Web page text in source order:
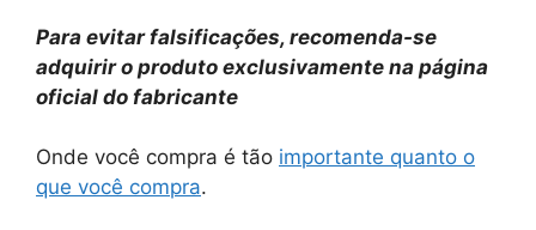
Para evitar falsificações, recomenda-se
adquirir o produto exclusivamente na página
oficial do fabricante
Onde você compra é tão importante quanto o
que você compra.